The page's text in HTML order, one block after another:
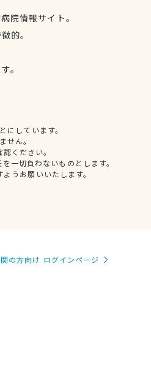
院情報サイト。
的。
。
しています。
せん。
ください。
一切負わないものとします。
うお願いいたします。
の方向け ログインページ